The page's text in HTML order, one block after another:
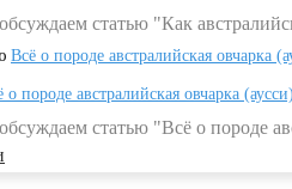
статью "Как
Всё о породе австралийская овчарка
о породе австралийская овчарка (аусси)
статью "Всё о породе